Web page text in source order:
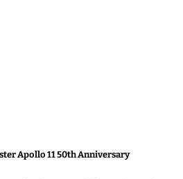
Apollo 11 50th Anniversary